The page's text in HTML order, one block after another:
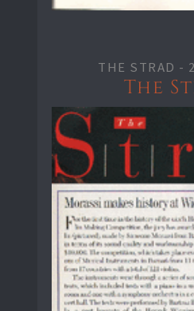
THE STRAD -
The